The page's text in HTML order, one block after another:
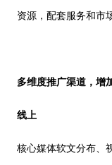
资源，配套服务和市
多维度推广渠道，增
线上
核心媒体软文分布、